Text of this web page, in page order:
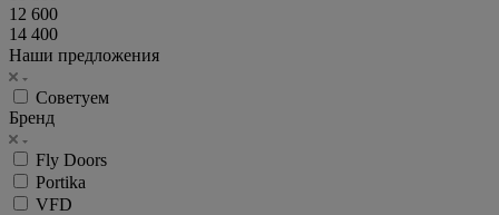
12 600
14 400
Наши предложения
Советуем
Бренд
Fly Doors
Portika
VFD